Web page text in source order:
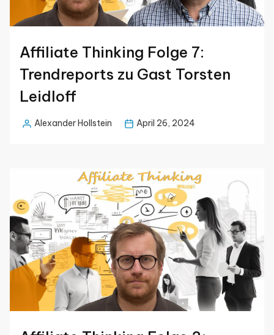
Affiliate Thinking Folge 7:
Trendreports zu Gast Torsten
Leidloff
PostedAlexander Hollstein April 26, 2024